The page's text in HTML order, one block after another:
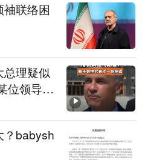
联络困
理疑似
位领导
场哄笑
？babysh